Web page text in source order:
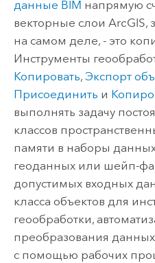
данные BIM напрямую
векторные слои ArcGIS,
на самом деле, - это
Инструменты
Копировать, Экспорт
Присоединить и
выполнять задачу
классов
памяти в наборы данных
геоданных или шейп-
допустимых входных
класса объектов для
геообработки,
преобразования
с помощью рабочих